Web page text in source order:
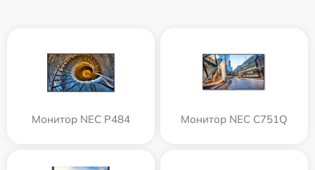
Монитор NEC P484 Монитор NEC C751Q